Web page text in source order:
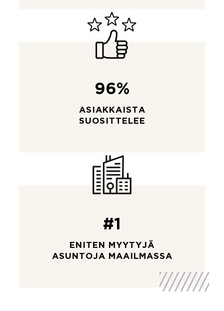
96%
ASIAKKAISTA
SUOSITTELEE
#1
ENITEN MYYTYJÄ
ASUNTOJA MAAILMASSA